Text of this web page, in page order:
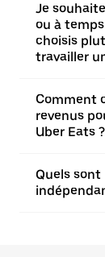
Je
ou à
choisis
travailler
Comment
revenus
Uber Eats ?
Quels